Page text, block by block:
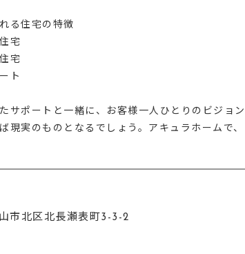
る住宅の特徴
宅
宅
ト
サポートと一緒に、お客様一人ひとりのビジョ
現実のものとなるでしょう。アキュラホームで
市北区北長瀬表町3-3-2